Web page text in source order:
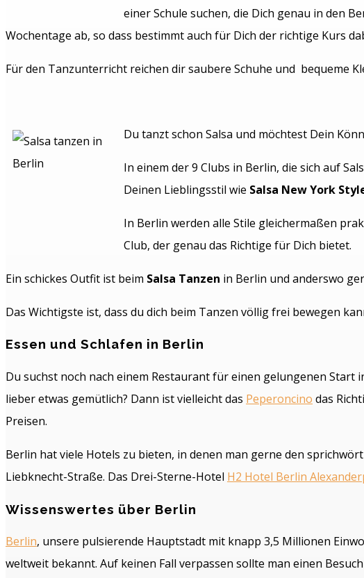
einer Schule suchen, die Dich genau in den
Wochentage ab, so dass bestimmt auch für Dich der richtige Kurs
Für den Tanzunterricht reichen dir saubere Schuhe und bequeme
Du tanzt schon Salsa und möchtest Dein
In einem der 9 Clubs in Berlin, die sich auf
Deinen Lieblingsstil wie Salsa New York
In Berlin werden alle Stile gleichermaßen
Club, der genau das Richtige für Dich bietet.
Ein schickes Outfit ist beim Salsa Tanzen in Berlin und anderswo
Das Wichtigste ist, dass du dich beim Tanzen völlig frei bewegen
Essen und Schlafen in Berlin
Du suchst noch nach einem Restaurant für einen gelungenen
lieber etwas gemütlich? Dann ist vielleicht das Peperoncino das
Preisen.
Berlin hat viele Hotels zu bieten, in denen man gerne den
Liebknecht-Straße. Das Drei-Sterne-Hotel H2 Hotel Berlin
Wissenswertes über Berlin
Berlin, unsere pulsierende Hauptstadt mit knapp 3,5 Millionen
weltweit bekannt. Auf keinen Fall verpassen sollte man einen